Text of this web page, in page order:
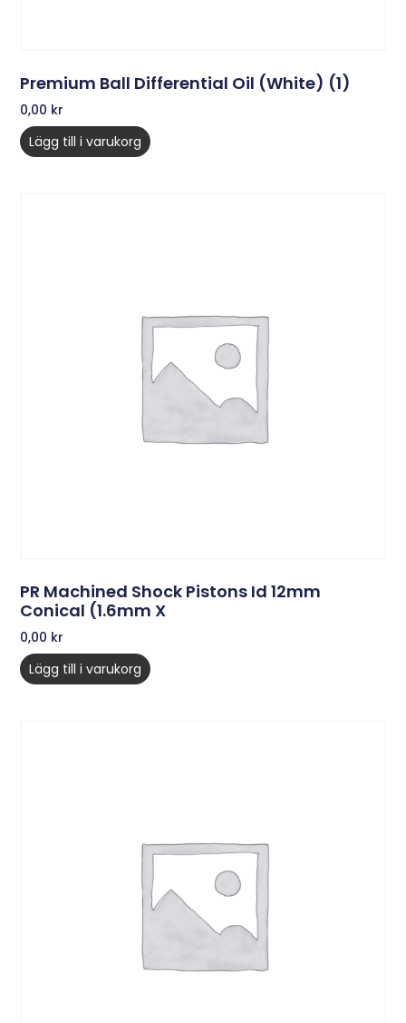
Premium Ball Differential Oil (White) (1)
0,00 kr
Lägg till i varukorg
PR Machined Shock Pistons Id 12mm
Conical (1.6mm X
0,00 kr
Lägg till i varukorg